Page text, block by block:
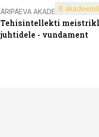
ÄRIPÄEVA AKADEEMIA
Tehisintellekti
juhtidele - vundament
8